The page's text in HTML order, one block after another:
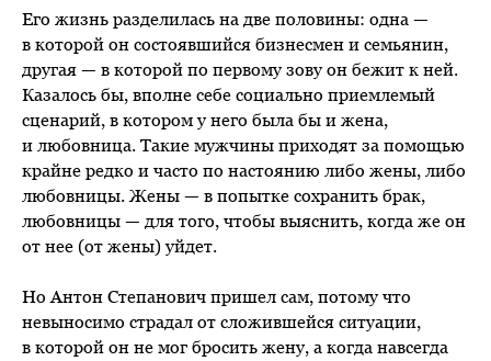
Его жизнь разделилась на две половины: одна —
в которой он состоявшийся бизнесмен и семьянин,
другая — в которой по первому зову он бежит к ней.
Казалось бы, вполне себе социально приемлемый
сценарий, в котором у него была бы и жена,
и любовница. Такие мужчины приходят за помощью
крайне редко и часто по настоянию либо жены, либо
любовницы. Жены — в попытке сохранить брак,
любовницы — для того, чтобы выяснить, когда же он
от нее (от жены) уйдет.
Но Антон Степанович пришел сам, потому что
невыносимо страдал от сложившейся ситуации,
в которой он не мог бросить жену, а когда навсегда